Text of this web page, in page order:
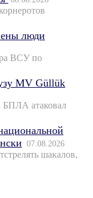
люди
ВСУ по
MV Güllük
БПЛА атаковал
07.08.2026
шакалов,